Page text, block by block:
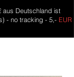
aus Deutschland ist
- no tracking - 5,- EUR